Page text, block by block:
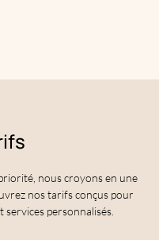
nous croyons en une
nos tarifs conçus pour
personnalisés.